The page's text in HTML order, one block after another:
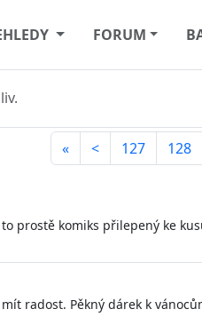
FORUM
« < 127 128
prostě komiks přilepený ke
mít radost. Pěkný dárek k